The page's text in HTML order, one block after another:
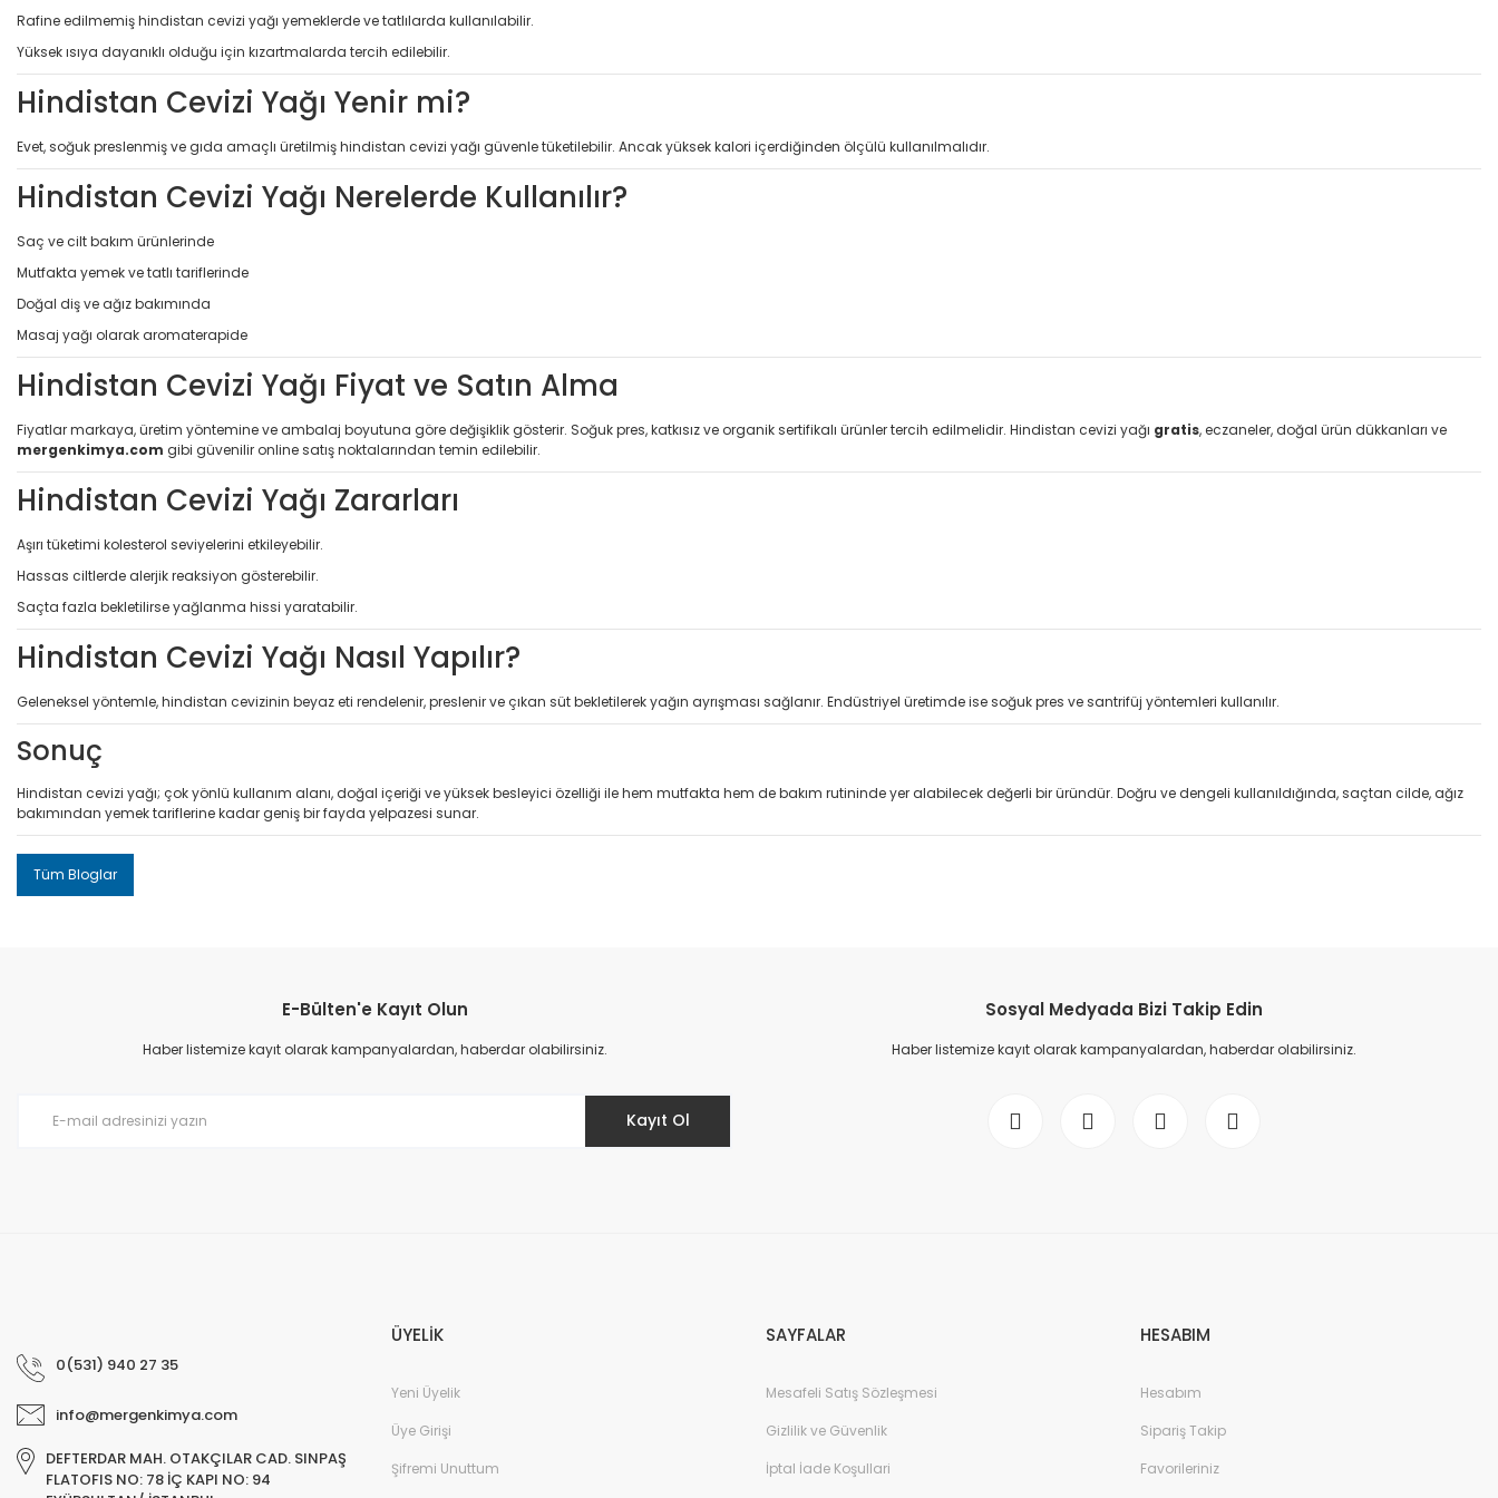
Rafine edilmemiş hindistan cevizi yağı yemeklerde ve tatlılarda kullanılabilir.
Yüksek ısıya dayanıklı olduğu için kızartmalarda tercih edilebilir.
Hindistan Cevizi Yağı Yenir mi?
Evet, soğuk preslenmiş ve gıda amaçlı üretilmiş hindistan cevizi yağı güvenle tüketilebilir. Ancak yüksek kalori içerdiğinden ölçülü kullanılmalıdır.
Hindistan Cevizi Yağı Nerelerde Kullanılır?
Saç ve cilt bakım ürünlerinde
Mutfakta yemek ve tatlı tariflerinde
Doğal diş ve ağız bakımında
Masaj yağı olarak aromaterapide
Hindistan Cevizi Yağı Fiyat ve Satın Alma
Fiyatlar markaya, üretim yöntemine ve ambalaj boyutuna göre değişiklik gösterir. Soğuk pres, katkısız ve organik sertifikalı ürünler tercih edilmelidir. Hindistan cevizi yağı gratis, eczaneler, doğal ürün dükkanları ve
mergenkimya.com gibi güvenilir online satış noktalarından temin edilebilir.
Hindistan Cevizi Yağı Zararları
Aşırı tüketimi kolesterol seviyelerini etkileyebilir.
Hassas ciltlerde alerjik reaksiyon gösterebilir.
Saçta fazla bekletilirse yağlanma hissi yaratabilir.
Hindistan Cevizi Yağı Nasıl Yapılır?
Geleneksel yöntemle, hindistan cevizinin beyaz eti rendelenir, preslenir ve çıkan süt bekletilerek yağın ayrışması sağlanır. Endüstriyel üretimde ise soğuk pres ve santrifüj yöntemleri kullanılır.
Sonuç
Hindistan cevizi yağı; çok yönlü kullanım alanı, doğal içeriği ve yüksek besleyici özelliği ile hem mutfakta hem de bakım rutininde yer alabilecek değerli bir üründür. Doğru ve dengeli kullanıldığında, saçtan cilde, ağız
bakımından yemek tariflerine kadar geniş bir fayda yelpazesi sunar.
Tüm Bloglar
E-Bülten'e Kayıt Olun
Haber listemize kayıt olarak kampanyalardan, haberdar olabilirsiniz.
Kayıt Ol
Sosyal Medyada Bizi Takip Edin
Haber listemize kayıt olarak kampanyalardan, haberdar olabilirsiniz.
0(531) 940 27 35
info@mergenkimya.com
DEFTERDAR MAH. OTAKÇILAR CAD. SINPAŞ
FLATOFIS NO: 78 İÇ KAPI NO: 94
ÜYELİK
Yeni Üyelik
Üye Girişi
Şifremi Unuttum
SAYFALAR
Mesafeli Satış Sözleşmesi
Gizlilik ve Güvenlik
İptal İade Koşullari
HESABIM
Hesabım
Sipariş Takip
Favorileriniz